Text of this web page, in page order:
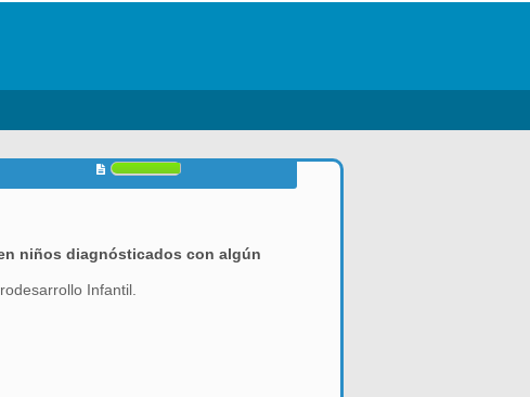
niños diagnósticados con algún
Infantil.